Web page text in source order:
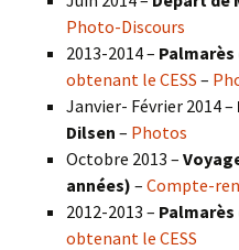
Photo-Discours
2013-2014 – Palmarès
obtenant le CESS –
Janvier- Février 2014 –
Dilsen – Photos
Octobre 2013 –
années) – Compte-
2012-2013 – Palmarès
obtenant le CESS